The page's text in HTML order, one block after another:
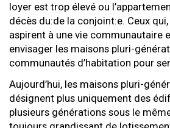
loyer est trop élevé ou
décès du:de la conjoint:e. Ceux
aspirent à une vie communautaire
envisager les maisons pluri-
communautés d’habitation pour
Aujourd’hui, les maisons pluri-
désignent plus uniquement des
plusieurs générations sous le